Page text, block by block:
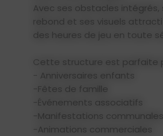
Avec ses obstacles intégrés,
rebond et ses visuels
des heures de jeu en toute
Cette structure est parfaite
- Anniversaires enfants
-Fêtes de famille
-Événements associatifs
-Manifestations communales
-Animations commerciales